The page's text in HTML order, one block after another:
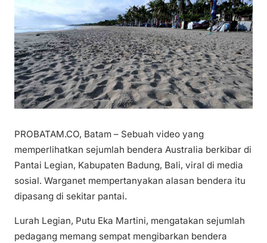
PROBATAM.CO, Batam – Sebuah video yang
memperlihatkan sejumlah bendera Australia berkibar di
Pantai Legian, Kabupaten Badung, Bali, viral di media
sosial. Warganet mempertanyakan alasan bendera itu
dipasang di sekitar pantai.
Lurah Legian, Putu Eka Martini, mengatakan sejumlah
pedagang memang sempat mengibarkan bendera